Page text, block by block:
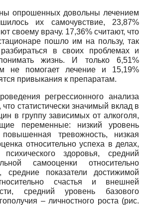
опрошенных довольны лечением
их самочувствие, 23,87%
своему врачу. 17,36% считают, что
пошло им на пользу, так
в своих проблемах и
жизнь. И только 6,51%
не помогает лечение и 15,19%
привыкания к препаратам.
регрессионного анализа
статистически значимый вклад в
в группу зависимых от алкоголя,
переменные: низкий уровень
тревожность, низкая
относительно успеха в делах,
здоровья, средний
самооценки относительно
показатели достижимой
счастья и внешней
средний уровень базового
– личностного роста (рис.